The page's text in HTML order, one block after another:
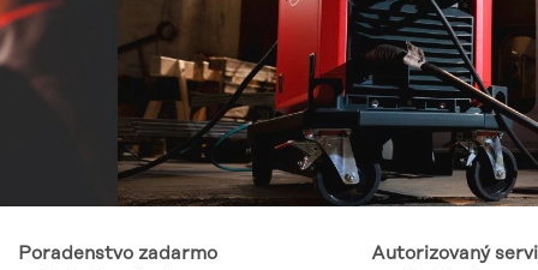
Poradenstvo zadarmo Autorizovaný